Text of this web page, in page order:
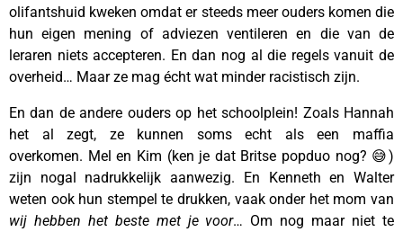
olifantshuid kweken omdat er steeds meer ouders komen die
hun eigen mening of adviezen ventileren en die van de
leraren niets accepteren. En dan nog al die regels vanuit de
overheid… Maar ze mag écht wat minder racistisch zijn.
En dan de andere ouders op het schoolplein! Zoals Hannah
het al zegt, ze kunnen soms echt als een maffia
overkomen. Mel en Kim (ken je dat Britse popduo nog? 😅)
zijn nogal nadrukkelijk aanwezig. En Kenneth en Walter
weten ook hun stempel te drukken, vaak onder het mom van
wij hebben het beste met je voor… Om nog maar niet te